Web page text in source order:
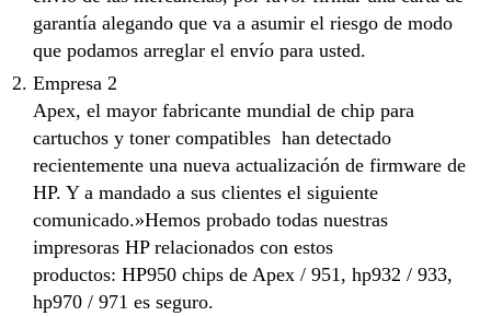
garantía alegando que va a asumir el riesgo de modo
que podamos arreglar el envío para usted.
Empresa 2
Apex, el mayor fabricante mundial de chip para
cartuchos y toner compatibles han detectado
recientemente una nueva actualización de firmware de
HP. Y a mandado a sus clientes el siguiente
comunicado.»Hemos probado todas nuestras
impresoras HP relacionados con estos
productos: HP950 chips de Apex / 951, hp932 / 933,
hp970 / 971 es seguro.